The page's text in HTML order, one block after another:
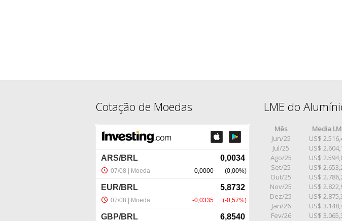
Cotação de Moedas LME do
Mês Media
Jun/25
US$
Jul/25
US$
Ago/25
US$
Set/25
US$
Out/25
US$
Nov/25
US$
Dez/25
US$
Jan/26
US$
Fev/26
US$